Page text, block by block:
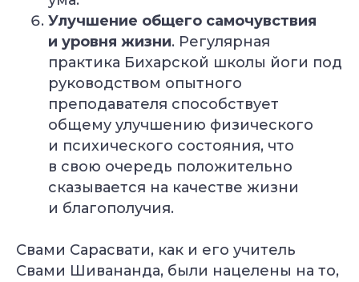
Улучшение общего самочувствия
и уровня жизни. Регулярная
практика Бихарской школы йоги под
руководством опытного
преподавателя способствует
общему улучшению физического
и психического состояния, что
в свою очередь положительно
сказывается на качестве жизни
и благополучия.
Свами Сарасвати, как и его учитель
Свами Шивананда, были нацелены на то,
Александр Лапковский
Основатель Академии Йоги
10+ лет опыта
Популярные курсы Академии Йоги